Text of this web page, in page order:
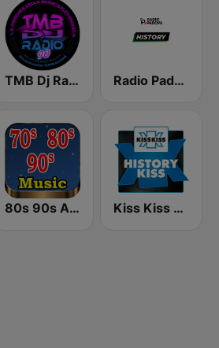
TMB Dj Radio 90 Radio Padova History
80s 90s Absolute Hits Kiss Kiss History Kiss